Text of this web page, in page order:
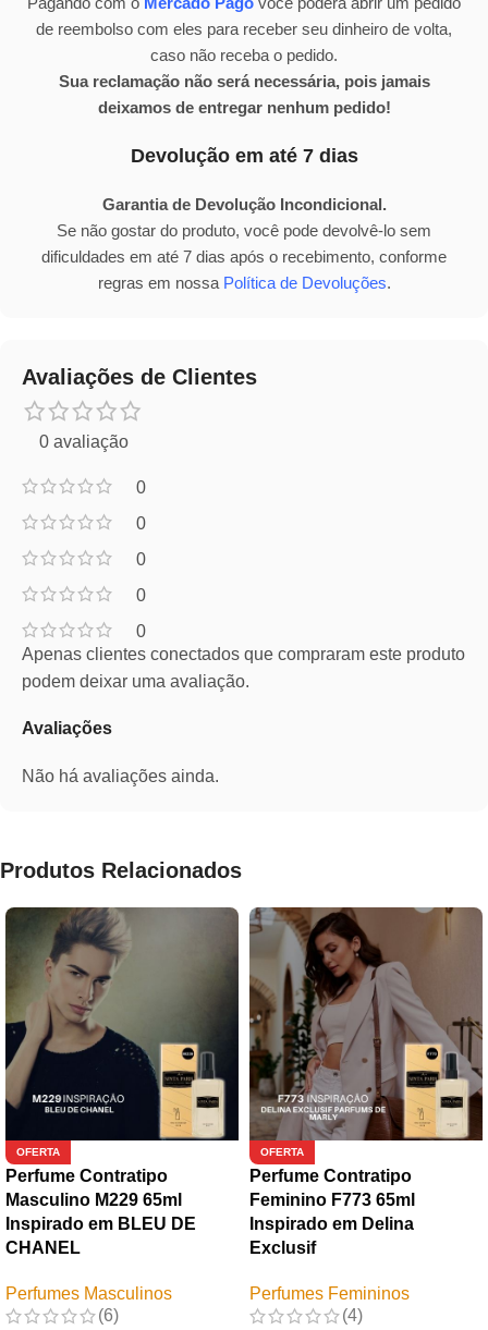
de reembolso com eles para receber seu dinheiro de volta,
caso não receba o pedido.
Sua reclamação não será necessária, pois jamais
deixamos de entregar nenhum pedido!
Devolução em até 7 dias
Garantia de Devolução Incondicional.
Se não gostar do produto, você pode devolvê-lo sem
dificuldades em até 7 dias após o recebimento, conforme
regras em nossa Política de Devoluções.
Avaliações de Clientes
0 avaliação
0
0
0
0
0
Avaliações
Não há avaliações ainda.
Apenas clientes conectados que compraram este produto
podem deixar uma avaliação.
Produtos Relacionados
OFERTA
Perfume Contratipo
Masculino M229 65ml
Inspirado em BLEU DE
CHANEL
Perfumes Masculinos
(6)
OFERTA
Perfume Contratipo
Feminino F773 65ml
Inspirado em Delina
Exclusif
Perfumes Femininos
(4)